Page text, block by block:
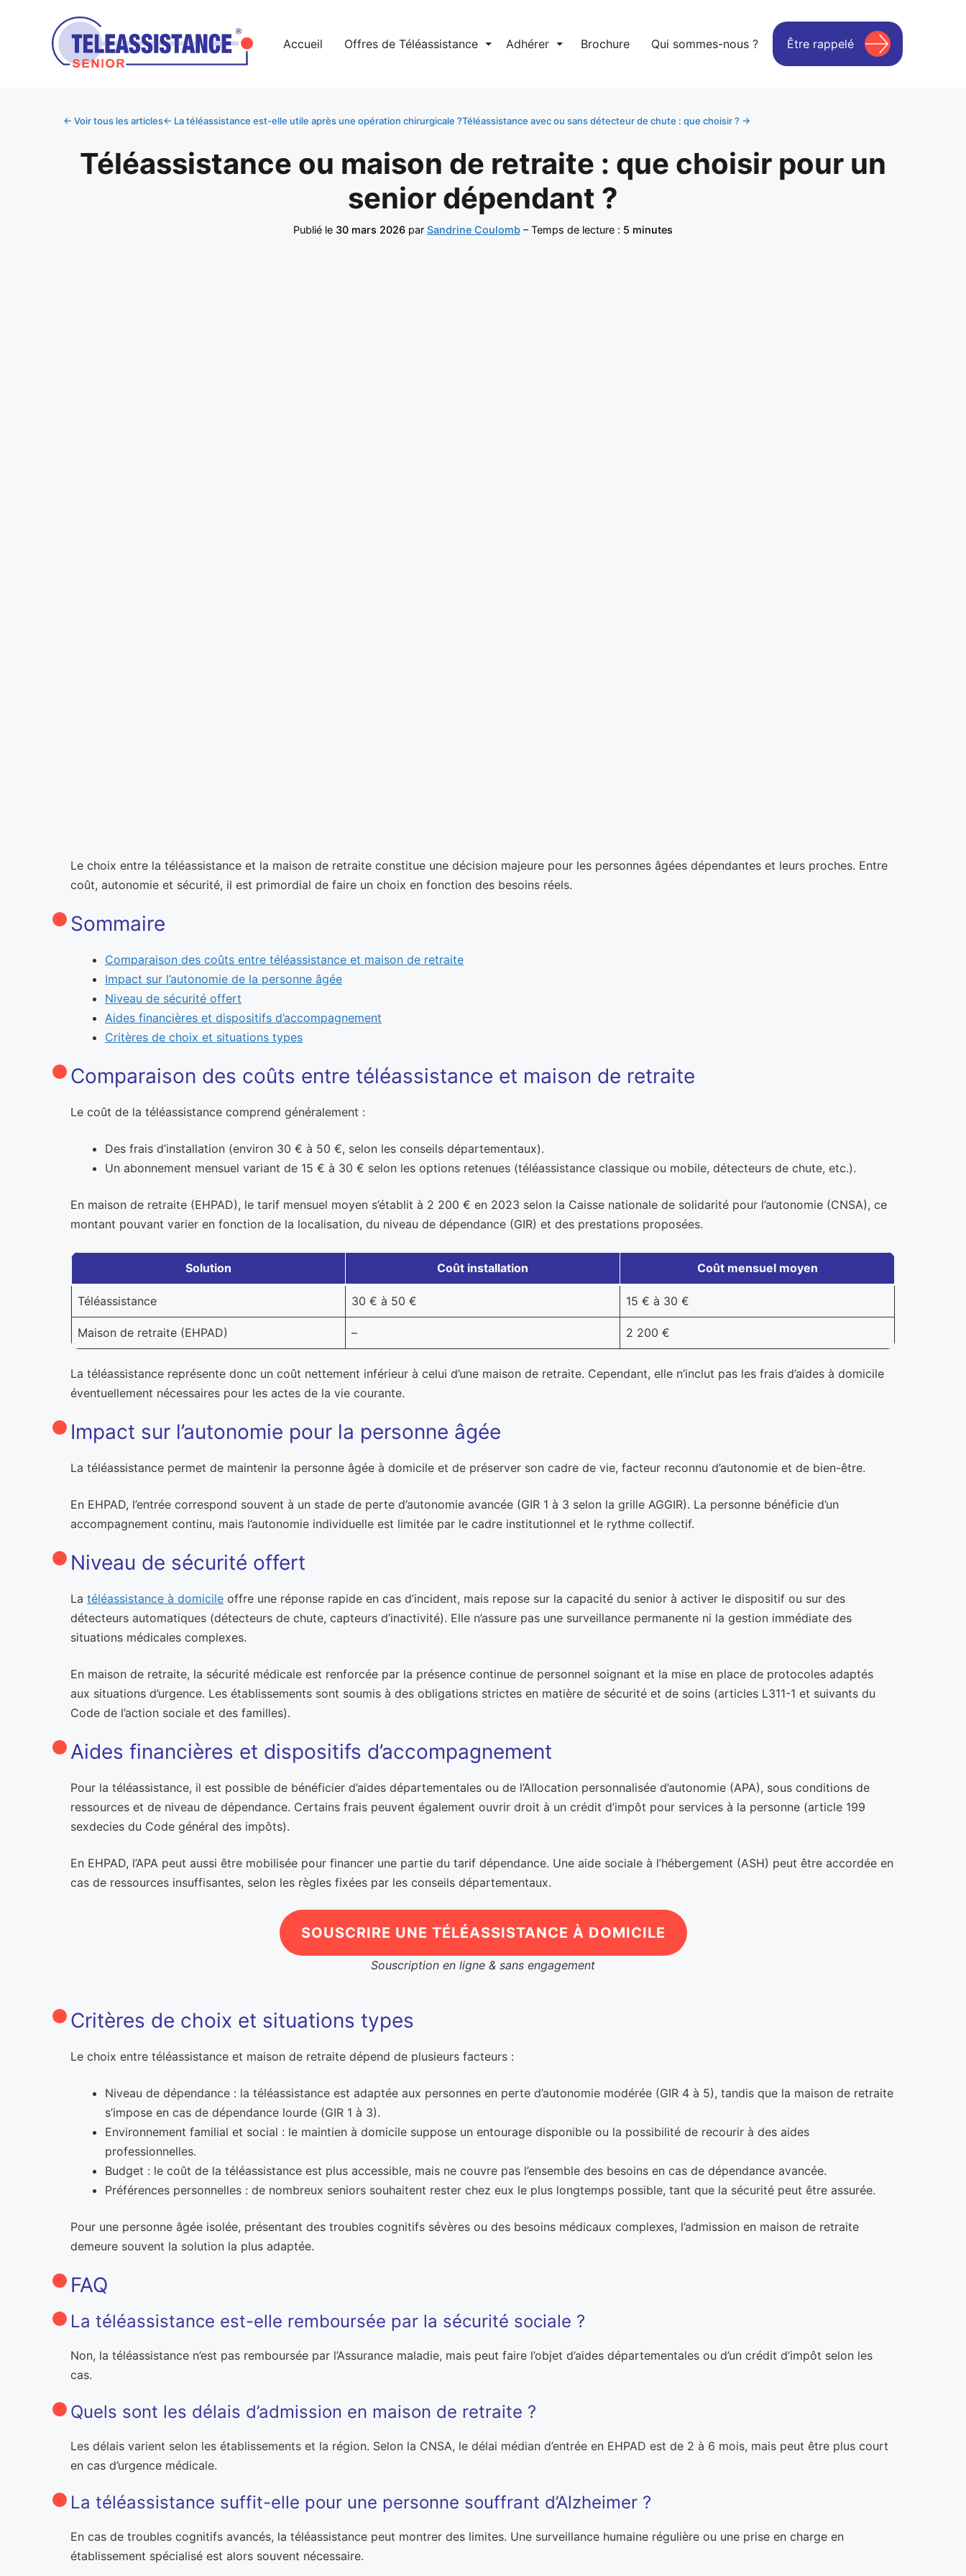
Accueil Offres de Téléassistance ⏷ Adhérer ⏷ Brochure Qui sommes-nous ? Être rappelé
← Voir tous les articles← La téléassistance est-elle utile après une opération chirurgicale ?Téléassistance avec ou sans détecteur de chute : que choisir ? →
Téléassistance ou maison de retraite : que choisir pour un
senior dépendant ?
Publié le 30 mars 2026 par Sandrine Coulomb – Temps de lecture : 5 minutes
Le choix entre la téléassistance et la maison de retraite constitue une décision majeure pour les personnes âgées dépendantes et leurs proches. Entre
coût, autonomie et sécurité, il est primordial de faire un choix en fonction des besoins réels.
Sommaire
Comparaison des coûts entre téléassistance et maison de retraite
Impact sur l’autonomie de la personne âgée
Niveau de sécurité offert
Aides financières et dispositifs d’accompagnement
Critères de choix et situations types
Comparaison des coûts entre téléassistance et maison de retraite
Le coût de la téléassistance comprend généralement :
Des frais d’installation (environ 30 € à 50 €, selon les conseils départementaux).
Un abonnement mensuel variant de 15 € à 30 € selon les options retenues (téléassistance classique ou mobile, détecteurs de chute, etc.).
En maison de retraite (EHPAD), le tarif mensuel moyen s’établit à 2 200 € en 2023 selon la Caisse nationale de solidarité pour l’autonomie (CNSA), ce
montant pouvant varier en fonction de la localisation, du niveau de dépendance (GIR) et des prestations proposées.
Solution Coût installation Coût mensuel moyen
Téléassistance 30 € à 50 € 15 € à 30 €
Maison de retraite (EHPAD) – 2 200 €
La téléassistance représente donc un coût nettement inférieur à celui d’une maison de retraite. Cependant, elle n’inclut pas les frais d’aides à domicile
éventuellement nécessaires pour les actes de la vie courante.
Impact sur l’autonomie pour la personne âgée
La téléassistance permet de maintenir la personne âgée à domicile et de préserver son cadre de vie, facteur reconnu d’autonomie et de bien-être.
En EHPAD, l’entrée correspond souvent à un stade de perte d’autonomie avancée (GIR 1 à 3 selon la grille AGGIR). La personne bénéficie d’un
accompagnement continu, mais l’autonomie individuelle est limitée par le cadre institutionnel et le rythme collectif.
Niveau de sécurité offert
La téléassistance à domicile offre une réponse rapide en cas d’incident, mais repose sur la capacité du senior à activer le dispositif ou sur des
détecteurs automatiques (détecteurs de chute, capteurs d’inactivité). Elle n’assure pas une surveillance permanente ni la gestion immédiate des
situations médicales complexes.
En maison de retraite, la sécurité médicale est renforcée par la présence continue de personnel soignant et la mise en place de protocoles adaptés
aux situations d’urgence. Les établissements sont soumis à des obligations strictes en matière de sécurité et de soins (articles L311-1 et suivants du
Code de l’action sociale et des familles).
Aides financières et dispositifs d’accompagnement
Pour la téléassistance, il est possible de bénéficier d’aides départementales ou de l’Allocation personnalisée d’autonomie (APA), sous conditions de
ressources et de niveau de dépendance. Certains frais peuvent également ouvrir droit à un crédit d’impôt pour services à la personne (article 199
sexdecies du Code général des impôts).
En EHPAD, l’APA peut aussi être mobilisée pour financer une partie du tarif dépendance. Une aide sociale à l’hébergement (ASH) peut être accordée en
cas de ressources insuffisantes, selon les règles fixées par les conseils départementaux.
SOUSCRIRE UNE TÉLÉASSISTANCE À DOMICILE
Souscription en ligne & sans engagement
Critères de choix et situations types
Le choix entre téléassistance et maison de retraite dépend de plusieurs facteurs :
Niveau de dépendance : la téléassistance est adaptée aux personnes en perte d’autonomie modérée (GIR 4 à 5), tandis que la maison de retraite
s’impose en cas de dépendance lourde (GIR 1 à 3).
Environnement familial et social : le maintien à domicile suppose un entourage disponible ou la possibilité de recourir à des aides
professionnelles.
Budget : le coût de la téléassistance est plus accessible, mais ne couvre pas l’ensemble des besoins en cas de dépendance avancée.
Préférences personnelles : de nombreux seniors souhaitent rester chez eux le plus longtemps possible, tant que la sécurité peut être assurée.
Pour une personne âgée isolée, présentant des troubles cognitifs sévères ou des besoins médicaux complexes, l’admission en maison de retraite
demeure souvent la solution la plus adaptée.
FAQ
La téléassistance est-elle remboursée par la sécurité sociale ?
Non, la téléassistance n’est pas remboursée par l’Assurance maladie, mais peut faire l’objet d’aides départementales ou d’un crédit d’impôt selon les
cas.
Quels sont les délais d’admission en maison de retraite ?
Les délais varient selon les établissements et la région. Selon la CNSA, le délai médian d’entrée en EHPAD est de 2 à 6 mois, mais peut être plus court
en cas d’urgence médicale.
La téléassistance suffit-elle pour une personne souffrant d’Alzheimer ?
En cas de troubles cognitifs avancés, la téléassistance peut montrer des limites. Une surveillance humaine régulière ou une prise en charge en
établissement spécialisé est alors souvent nécessaire.